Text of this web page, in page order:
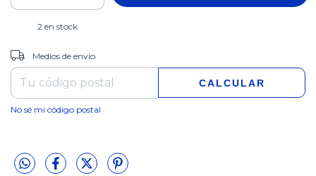
2 en stock
Entregas para el CP:
Medios de envío
CALCULAR
No sé mi código postal